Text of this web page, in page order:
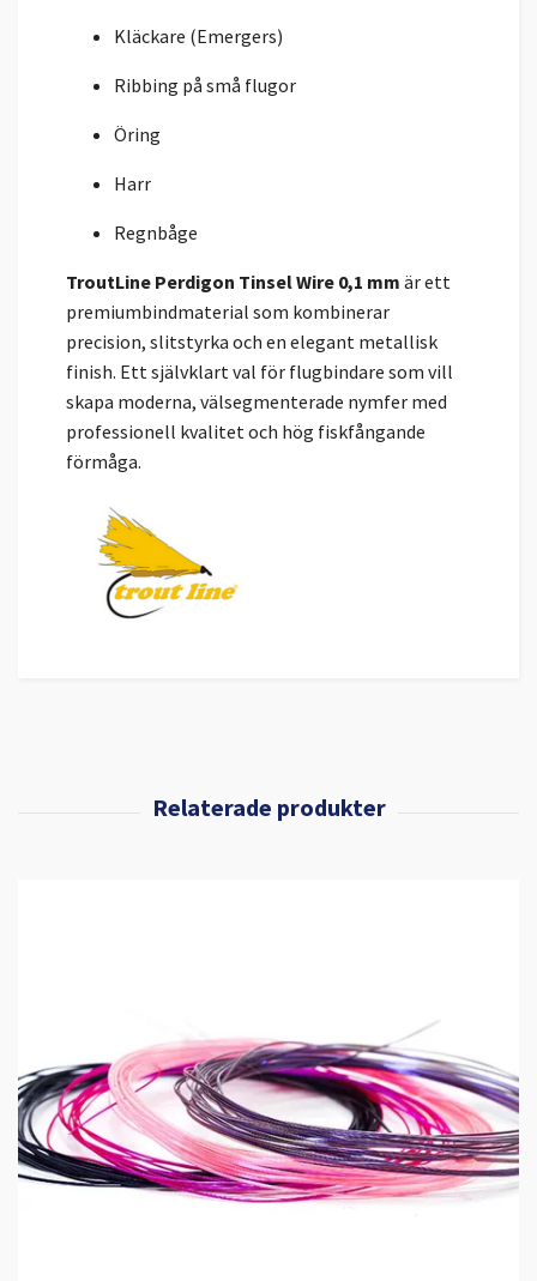
Kläckare (Emergers)
Ribbing på små flugor
Öring
Harr
Regnbåge
TroutLine Perdigon Tinsel Wire 0,1 mm är ett
premiumbindmaterial som kombinerar
precision, slitstyrka och en elegant metallisk
finish. Ett självklart val för flugbindare som vill
skapa moderna, välsegmenterade nymfer med
professionell kvalitet och hög fiskfångande
förmåga.